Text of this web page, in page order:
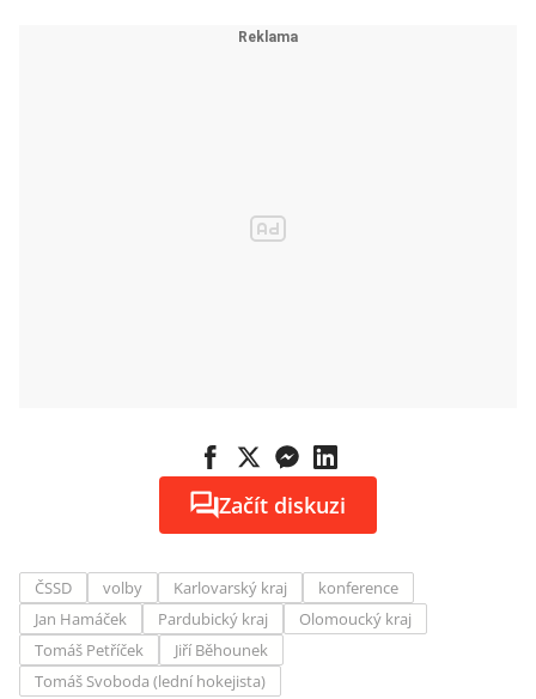
Začít diskuzi
ČSSD volby Karlovarský kraj
konference
Jan Hamáček
Pardubický kraj
Olomoucký kraj
Tomáš Petříček
Jiří Běhounek
Tomáš Svoboda (lední hokejista)